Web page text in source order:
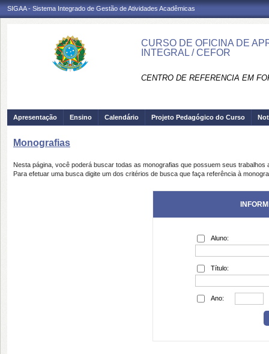
SIGAA - Sistema Integrado de Gestão de Atividades Acadêmicas
CURSO DE OFICINA DE
INTEGRAL / CEFOR
CENTRO DE REFERENCIA EM
Apresentação Ensino Calendário Projeto Pedagógico do Curso
Monografias
Nesta página, você poderá buscar todas as monografias que possuem seus trabalhos
Para efetuar uma busca digite um dos critérios de busca que faça referência à
Aluno:
Título:
Ano: